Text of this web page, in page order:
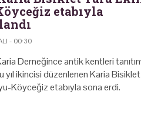
etabıyla
- 00:30
Derneğince antik kentleri
yıl ikincisi düzenlenen Karia
Köyceğiz etabıyla sona erdi.